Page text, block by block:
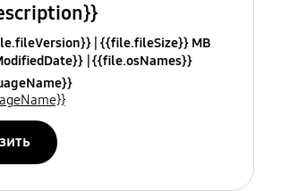
{{file.fileSize}} MB
{{file.osNames}}